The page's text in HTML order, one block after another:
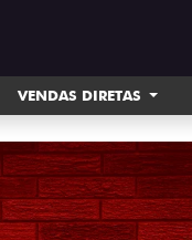
VENDAS DIRETAS